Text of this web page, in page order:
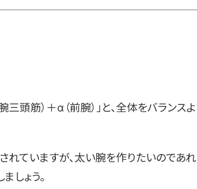
頭筋）＋α（前腕）」と、全体をバランスよ
ていますが、太い腕を作りたいのであれ
しょう。